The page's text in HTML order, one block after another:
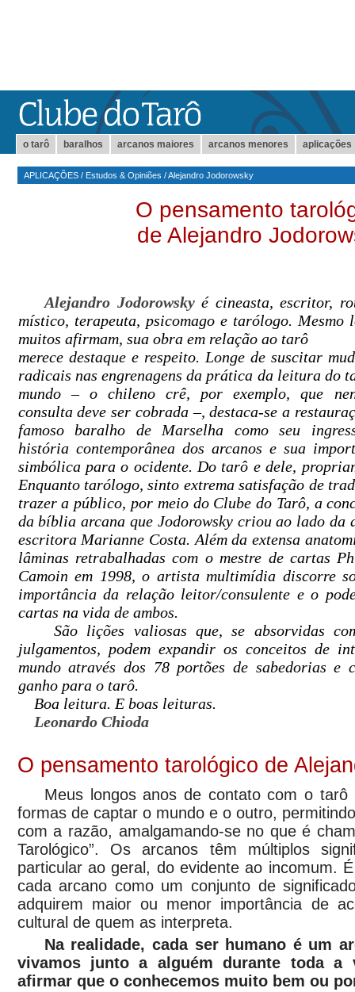
o tarô baralhos arcanos maiores arcanos menores aplicações
APLICAÇÕES/ Estudos & Opiniões /Alejandro Jodorowsky
O pensamento
de Alejandro
Alejandro Jodorowskyé cineasta, escritor,
místico, terapeuta, psicomago e tarólogo. Mesmo
muitos afirmam, sua obra em relação ao tarô
merece destaque e respeito. Longe de suscitar
radicais nas engrenagens da prática da leitura do
mundo – o chileno crê, por exemplo, que
consulta deve ser cobrada –, destaca-se a
famoso baralho de Marselha como seu
história contemporânea dos arcanos e sua
simbólica para o ocidente. Do tarô e dele,
Enquanto tarólogo, sinto extrema satisfação de
trazer a público, por meio do Clube do Tarô, a
da bíblia arcana que Jodorowsky criou ao lado da
escritora Marianne Costa. Além da extensa
lâminas retrabalhadas com o mestre de cartas
Camoin em 1998, o artista multimídia discorre
importância da relação leitor/consulente e o
cartas na vida de ambos.
São lições valiosas que, se absorvidas
julgamentos, podem expandir os conceitos de
mundo através dos 78 portões de sabedorias e
ganho para o tarô.
Boa leitura. E boas leituras.
Leonardo Chioda
O pensamento tarológico de
Meus longos anos de contato com o tarô
formas de captar o mundo e o outro,
com a razão, amalgamando-se no que é
Tarológico”. Os arcanos têm múltiplos
particular ao geral, do evidente ao incomum.
cada arcano como um conjunto de
adquirem maior ou menor importância de
cultural de quem as interpreta.
Na realidade, cada ser humano é um
vivamos junto a alguém durante toda a
afirmar que o conhecemos muito bem ou